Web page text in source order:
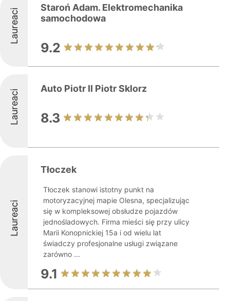
Laureaci
Staroń Adam. Elektromechanika
samochodowa
9.2
Laureaci Auto Piotr II Piotr Sklorz
8.3
Laureaci
Tłoczek
Tłoczek stanowi istotny punkt na
motoryzacyjnej mapie Olesna, specjalizując
się w kompleksowej obsłudze pojazdów
jednośladowych. Firma mieści się przy ulicy
Marii Konopnickiej 15a i od wielu lat
świadczy profesjonalne usługi związane
zarówno ...
9.1